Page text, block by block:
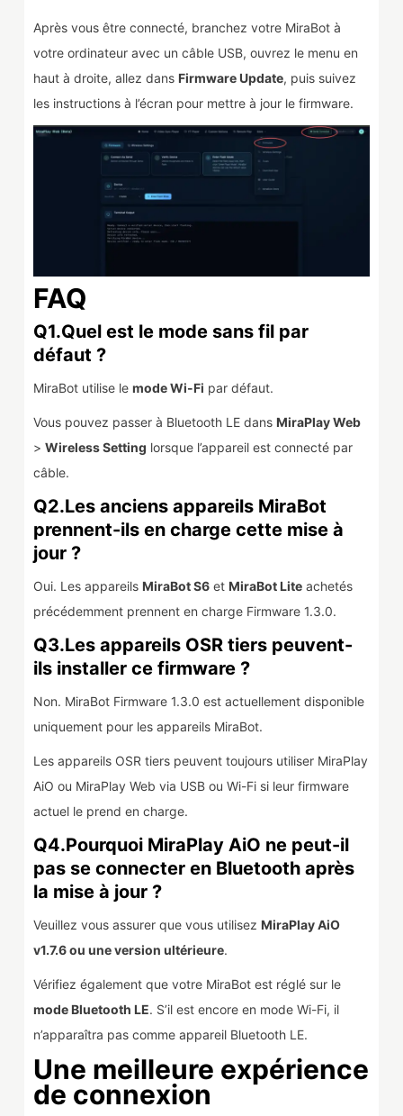
Après vous être connecté, branchez votre MiraBot à
votre ordinateur avec un câble USB, ouvrez le menu en
haut à droite, allez dans Firmware Update, puis suivez
les instructions à l’écran pour mettre à jour le firmware.
FAQ
Q1.Quel est le mode sans fil par
défaut ?
MiraBot utilise le mode Wi-Fi par défaut.
Vous pouvez passer à Bluetooth LE dans MiraPlay Web
> Wireless Setting lorsque l’appareil est connecté par
câble.
Q2.Les anciens appareils MiraBot
prennent-ils en charge cette mise à
jour ?
Oui. Les appareils MiraBot S6et MiraBot Liteachetés
précédemment prennent en charge Firmware 1.3.0.
Q3.Les appareils OSR tiers peuvent-
ils installer ce firmware ?
Non. MiraBot Firmware 1.3.0 est actuellement disponible
uniquement pour les appareils MiraBot.
Les appareils OSR tiers peuvent toujours utiliser MiraPlay
AiO ou MiraPlay Web via USB ou Wi-Fi si leur firmware
actuel le prend en charge.
Q4.Pourquoi MiraPlay AiO ne peut-il
pas se connecter en Bluetooth après
la mise à jour ?
Veuillez vous assurer que vous utilisez MiraPlay AiO
v1.7.6 ou une version ultérieure.
Vérifiez également que votre MiraBot est réglé sur le
mode Bluetooth LE. S’il est encore en mode Wi-Fi, il
n’apparaîtra pas comme appareil Bluetooth LE.
Une meilleure expérience
de connexion